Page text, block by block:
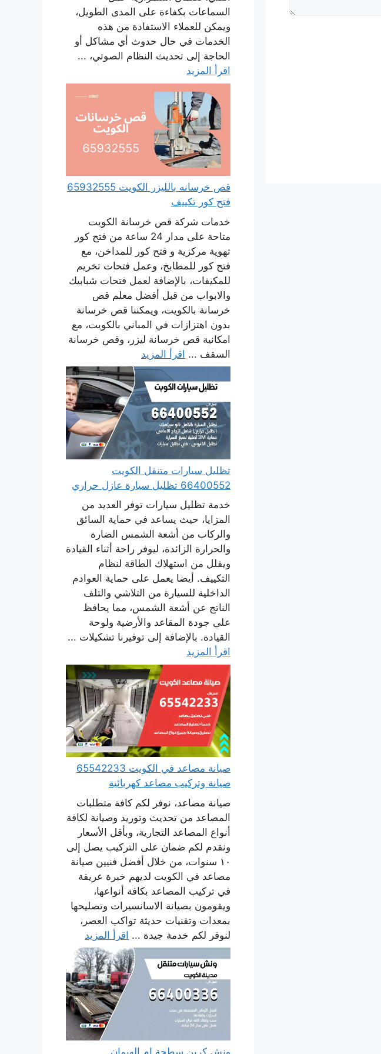
السماعات بكفاءة على المدى الطويل،
ويمكن للعملاء الاستفادة من هذه
الخدمات في حال حدوث أي مشاكل أو
الحاجة إلى تحديث النظام الصوتي، ...
اقرأ المزيد
قص خرسانه بالليزر الكويت 65932555
فتح كور تكييف
خدمات شركة قص خرسانة الكويت
متاحة على مدار 24 ساعة من فتح كور
تهوية مركزية و فتح كور للمداخن، مع
فتح كور للمطابخ، وعمل فتحات تخريم
للمكيفات، بالإضافة لعمل فتحات شبابيك
والابواب من قبل أفضل معلم قص
خرسانة بالكويت، ويمكننا قص خرسانة
بدون اهتزازات في المباني بالكويت، مع
امكانية قص خرسانة ليزر، وقص خرسانة
السقف ... اقرأ المزيد
تظليل سيارات متنقل الكويت
66400552 تظليل سيارة عازل حراري
خدمة تظليل سيارات توفر العديد من
المزايا، حيث يساعد في حماية السائق
والركاب من أشعة الشمس الضارة
والحرارة الزائدة، ليوفر راحة أثناء القيادة
ويقلل من استهلاك الطاقة لنظام
التكييف. أيضا يعمل على حماية العوادم
الداخلية للسيارة من التلاشي والتلف
الناتج عن أشعة الشمس، مما يحافظ
على جودة المقاعد والأرضية ولوحة
القيادة. بالإضافة إلى توفيرنا تشكيلات ...
اقرأ المزيد
صيانة مصاعد في الكويت 65542233
صيانة وتركيب مصاعد كهربائية
صيانة مصاعد، نوفر لكم كافة متطلبات
المصاعد من تحديث وتوريد وصيانة لكافة
أنواع المصاعد التجارية، وبأقل الأسعار
ونقدم لكم ضمان على التركيب يصل إلى
١٠ سنوات، من خلال أفضل فنيين صيانة
مصاعد في الكويت لديهم خبرة عريقة
في تركيب المصاعد بكافة أنواعها،
ويقومون بصيانة الاسانسيرات وتصليحها
بمعدات وتقنيات حديثة تواكب العصر،
لنوفر لكم خدمة جيدة ... اقرأ المزيد
ونش كرين سطحة ام الهيمان